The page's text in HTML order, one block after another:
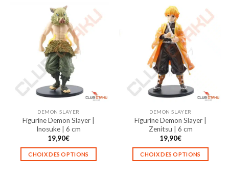
a
plusieurs
variations.
Les
options
peuvent
être
choisies
sur
page
du
produit
a
plusieurs
variations.
Les
options
peuvent
être
choisies
sur
page
du
produit
DEMON SLAYER
Figurine Demon Slayer |
Inosuke | 6 cm
19,90€
CHOIX DES OPTIONS
DEMON SLAYER
Figurine Demon Slayer |
Zenitsu | 6 cm
19,90€
CHOIX DES OPTIONS